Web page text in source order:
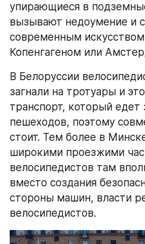
упирающиеся в
вызывают недоумение и
современным
Копенгагеном или
В Белоруссии
загнали на тротуары и
транспорт, который едет
пешеходов, поэтому
стоит. Тем более в
широкими проезжими
велосипедистов там
вместо создания
стороны машин, власти
велосипедистов.